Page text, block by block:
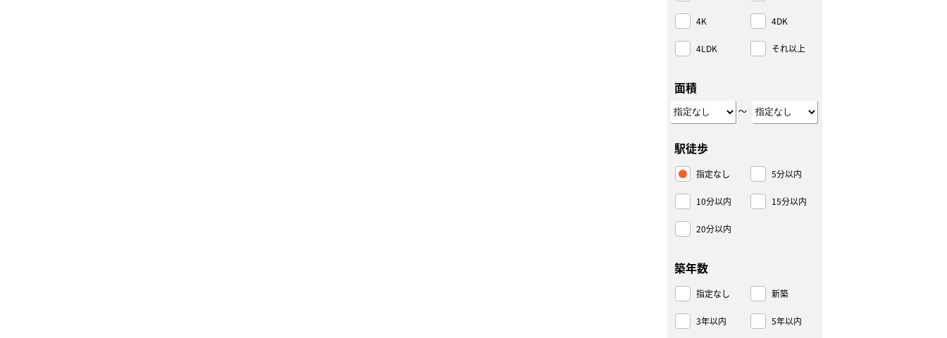
4K 4DK
4LDK それ以上
面積
～
駅徒歩
指定なし 5分以内
10分以内 15分以内
20分以内
築年数
指定なし 新築
3年以内 5年以内